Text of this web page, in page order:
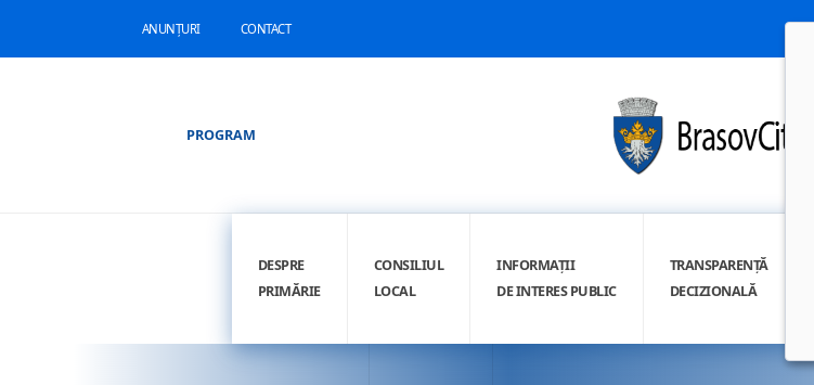
ANUNȚURI CONTACT
PROGRAM
DESPRE
PRIMĂRIE
CONSILIUL
LOCAL
INFORMAȚII
DE INTERES PUBLIC
TRANSPARENȚĂ
DECIZIONALĂ